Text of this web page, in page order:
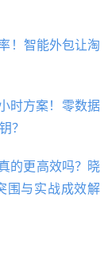
！智能外包让淘
时方案！零数据
？
的更高效吗？晓
围与实战成效解